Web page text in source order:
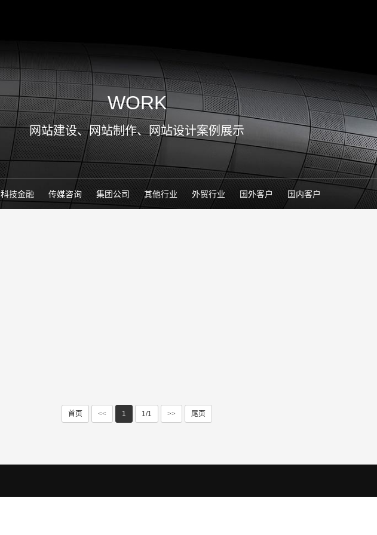
WORK
网站建设、网站制作、网站设计案例展示
科技金融 传媒咨询 集团公司 其他行业 外贸行业 国外客户 国内客户
首页 << 1 1/1 >> 尾页